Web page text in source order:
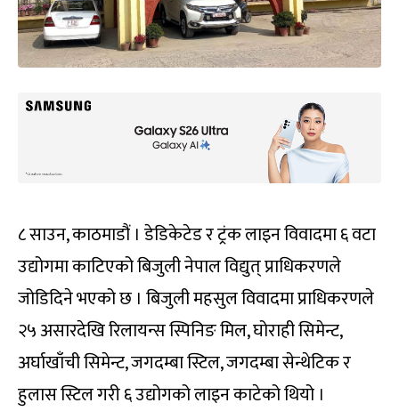
८ साउन, काठमाडौं । डेडिकेटेड र ट्रंक लाइन विवादमा ६ वटा
उद्योगमा काटिएको बिजुली नेपाल विद्युत् प्राधिकरणले
जोडिदिने भएको छ । बिजुली महसुल विवादमा प्राधिकरणले
२५ असारदेखि रिलायन्स स्पिनिङ मिल, घोराही सिमेन्ट,
अर्घाखाँची सिमेन्ट, जगदम्बा स्टिल, जगदम्बा सेन्थेटिक र
हुलास स्टिल गरी ६ उद्योगको लाइन काटेको थियो ।